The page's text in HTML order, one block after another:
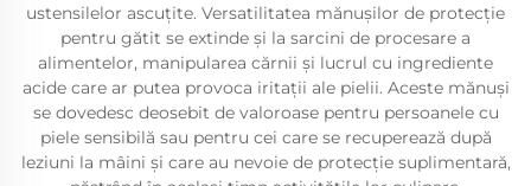
ustensilelor ascuțite. Versatilitatea mănușilor de protecție
pentru gătit se extinde și la sarcini de procesare a
alimentelor, manipularea cărnii și lucrul cu ingrediente
acide care ar putea provoca iritații ale pielii. Aceste mănuși
se dovedesc deosebit de valoroase pentru persoanele cu
piele sensibilă sau pentru cei care se recuperează după
leziuni la mâini și care au nevoie de protecție suplimentară,